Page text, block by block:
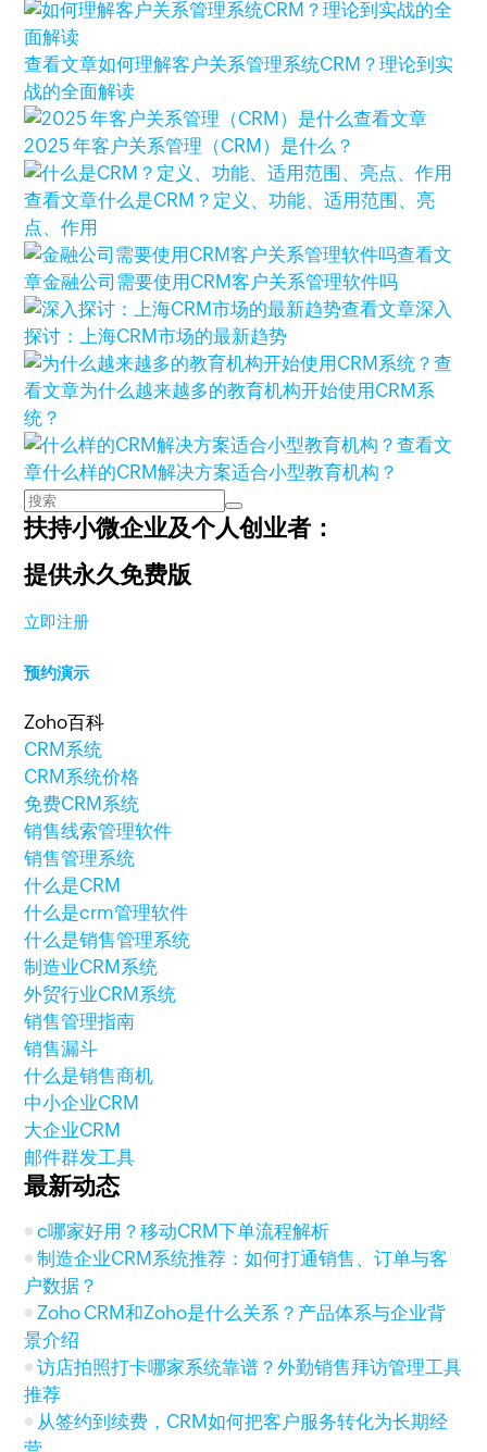
查看文章如何理解客户关系管理系统CRM？理论到实
战的全面解读
查看文章
2025 年客户关系管理（CRM）是什么？
查看文章什么是CRM？定义、功能、适用范围、亮
点、作用
查看文
章金融公司需要使用CRM客户关系管理软件吗
查看文章深入
探讨：上海CRM市场的最新趋势
查
看文章为什么越来越多的教育机构开始使用CRM系
统？
查看文
章什么样的CRM解决方案适合小型教育机构？
扶持小微企业及个人创业者：
提供永久免费版
立即注册
预约演示
Zoho百科
CRM系统
CRM系统价格
免费CRM系统
销售线索管理软件
销售管理系统
什么是CRM
什么是crm管理软件
什么是销售管理系统
制造业CRM系统
外贸行业CRM系统
销售管理指南
销售漏斗
什么是销售商机
中小企业CRM
大企业CRM
邮件群发工具
最新动态
c哪家好用？移动CRM下单流程解析
制造企业CRM系统推荐：如何打通销售、订单与客
户数据？
Zoho CRM和Zoho是什么关系？产品体系与企业背
景介绍
访店拍照打卡哪家系统靠谱？外勤销售拜访管理工具
推荐
从签约到续费，CRM如何把客户服务转化为长期经